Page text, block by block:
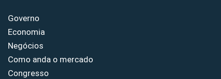
Governo
Economia
Negócios
Como anda o mercado
Congresso